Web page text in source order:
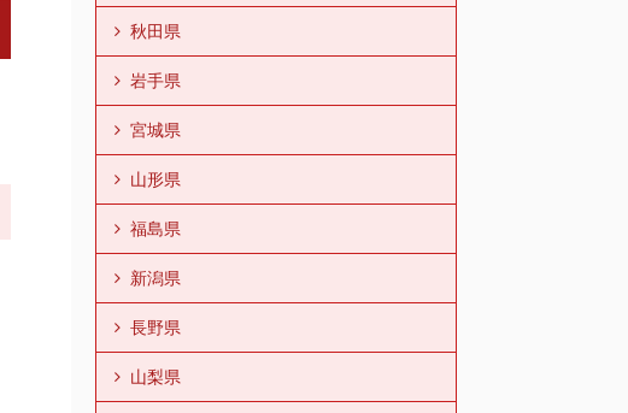
秋田県
岩手県
宮城県
山形県
福島県
新潟県
長野県
山梨県